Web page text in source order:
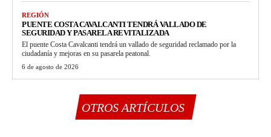
REGIÓN
PUENTE COSTA CAVALCANTI TENDRÁ VALLADO DE
SEGURIDAD Y PASARELA REVITALIZADA
El puente Costa Cavalcanti tendrá un vallado de seguridad reclamado por la
ciudadanía y mejoras en su pasarela peatonal.
6 de agosto de 2026
OTROS ARTÍCULOS